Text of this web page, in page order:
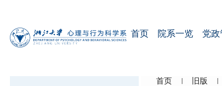
首页 院系一览 党
首页 旧版